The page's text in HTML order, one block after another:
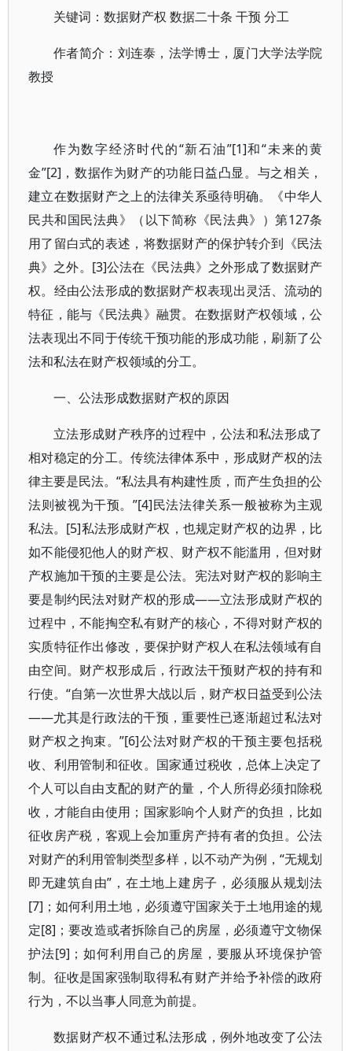
关键词：数据财产权 数据二十条 干预 分工
作者简介：刘连泰，法学博士，厦门大学法学院
教授
作为数字经济时代的“新石油”[1]和“未来的黄
金”[2]，数据作为财产的功能日益凸显。与之相关，
建立在数据财产之上的法律关系亟待明确。《中华人
民共和国民法典》（以下简称《民法典》）第127条
用了留白式的表述，将数据财产的保护转介到《民法
典》之外。[3]公法在《民法典》之外形成了数据财产
权。经由公法形成的数据财产权表现出灵活、流动的
特征，能与《民法典》融贯。在数据财产权领域，公
法表现出不同于传统干预功能的形成功能，刷新了公
法和私法在财产权领域的分工。
一、公法形成数据财产权的原因
立法形成财产秩序的过程中，公法和私法形成了
相对稳定的分工。传统法律体系中，形成财产权的法
律主要是民法。“私法具有构建性质，而产生负担的公
法则被视为干预。”[4]民法法律关系一般被称为主观
私法。[5]私法形成财产权，也规定财产权的边界，比
如不能侵犯他人的财产权、财产权不能滥用，但对财
产权施加干预的主要是公法。宪法对财产权的影响主
要是制约民法对财产权的形成——立法形成财产权的
过程中，不能掏空私有财产的核心，不得对财产权的
实质特征作出修改，要保护财产权人在私法领域有自
由空间。财产权形成后，行政法干预财产权的持有和
行使。“自第一次世界大战以后，财产权日益受到公法
——尤其是行政法的干预，重要性已逐渐超过私法对
财产权之拘束。”[6]公法对财产权的干预主要包括税
收、利用管制和征收。国家通过税收，总体上决定了
个人可以自由支配的财产的量，个人所得必须扣除税
收，才能自由使用；国家影响个人财产的负担，比如
征收房产税，客观上会加重房产持有者的负担。公法
对财产的利用管制类型多样，以不动产为例，“无规划
即无建筑自由”，在土地上建房子，必须服从规划法
[7]；如何利用土地，必须遵守国家关于土地用途的规
定[8]；要改造或者拆除自己的房屋，必须遵守文物保
护法[9]；如何利用自己的房屋，要服从环境保护管
制。征收是国家强制取得私有财产并给予补偿的政府
行为，不以当事人同意为前提。
数据财产权不通过私法形成，例外地改变了公法